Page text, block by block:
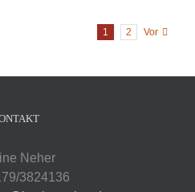
1 2 Vor
Neher
3824136